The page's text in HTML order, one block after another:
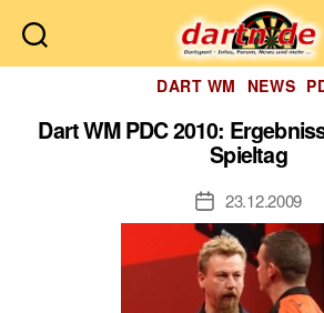
Dartn.de
DART WM NEWS
Dart WM PDC 2010:
Spieltag
23.12.2009